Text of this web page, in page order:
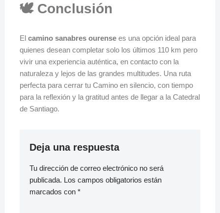
🕊️ Conclusión
El camino sanabres ourense es una opción ideal para
quienes desean completar solo los últimos 110 km pero
vivir una experiencia auténtica, en contacto con la
naturaleza y lejos de las grandes multitudes. Una ruta
perfecta para cerrar tu Camino en silencio, con tiempo
para la reflexión y la gratitud antes de llegar a la Catedral
de Santiago.
Deja una respuesta
Tu dirección de correo electrónico no será
publicada. Los campos obligatorios están
marcados con *